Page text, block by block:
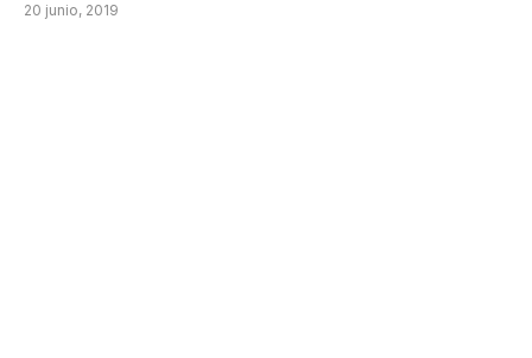
20 junio, 2019